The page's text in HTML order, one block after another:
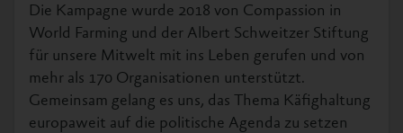
Die Kampagne wurde 2018 von Compassion in
World Farming und der Albert Schweitzer Stiftung
für unsere Mitwelt mit ins Leben gerufen und von
mehr als 170 Organisationen unterstützt.
Gemeinsam gelang es uns, das Thema Käfighaltung
europaweit auf die politische Agenda zu setzen